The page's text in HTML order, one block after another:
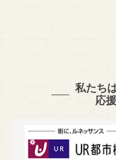
私たち
応